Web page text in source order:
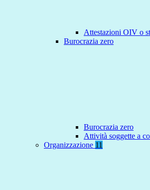
Attestazioni OIV o
Burocrazia zero
Burocrazia zero
Attività soggette a
Organizzazione 11